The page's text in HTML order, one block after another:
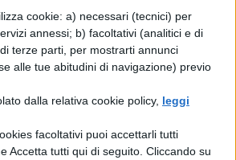
cookie: a) necessari (tecnici) per
annessi; b) facoltativi (analitici e di
terze parti, per mostrarti annunci
alle tue abitudini di navigazione) previo
dalla relativa cookie policy, leggi
facoltativi puoi accettarli tutti
Accetta tutti qui di seguito. Cliccando su
all’aria aperta, andare al
momento di gioia che tutti
riposarsi, rilassarsi, ma
spiega cosa sia per te il